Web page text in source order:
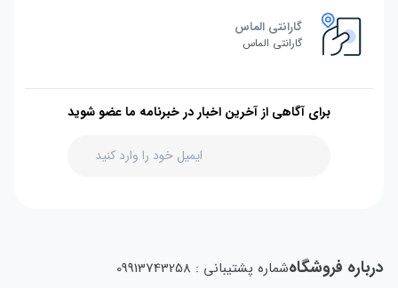
گارانتی الماس
گارانتی الماس
برای آگاهی از آخرین اخبار در خبرنامه ما عضو شوید
درباره فروشگاهشماره پشتیبانی : 09913743258